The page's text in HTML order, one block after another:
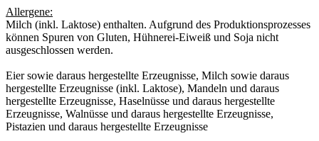
Allergene:
Milch (inkl. Laktose) enthalten. Aufgrund des Produktionsprozesses
können Spuren von Gluten, Hühnerei-Eiweiß und Soja nicht
ausgeschlossen werden.
Eier sowie daraus hergestellte Erzeugnisse, Milch sowie daraus
hergestellte Erzeugnisse (inkl. Laktose), Mandeln und daraus
hergestellte Erzeugnisse, Haselnüsse und daraus hergestellte
Erzeugnisse, Walnüsse und daraus hergestellte Erzeugnisse,
Pistazien und daraus hergestellte Erzeugnisse